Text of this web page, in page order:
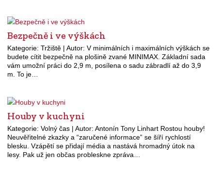
Bezpečně i ve výškách
Kategorie: Tržiště | Autor: V minimálních i maximálních výškách se
budete cítit bezpečně na plošině zvané MINIMAX. Základní sada
vám umožní práci do 2,9 m, posílena o sadu zábradlí až do 3,9
m. To je…
Houby v kuchyni
Kategorie: Volný čas | Autor: Antonín Tony Linhart Rostou houby!
Neuvěřitelné zkazky a “zaručené informace” se šíří rychlostí
blesku. Vzápětí se přidají média a nastává hromadný útok na
lesy. Pak už jen občas probleskne zpráva…